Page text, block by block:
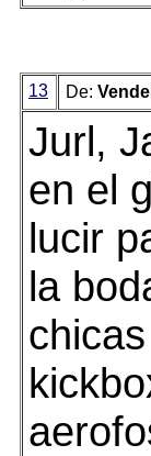
13 De: Vendell
Jurl,
en el
lucir
la